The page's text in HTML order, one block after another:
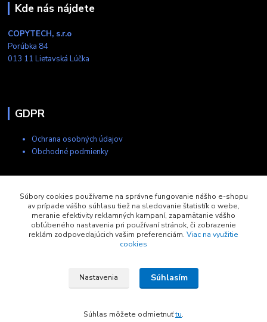
Kde nás nájdete
COPYTECH, s.r.o
Porúbka 84
013 11 Lietavská Lúčka
GDPR
Ochrana osobných údajov
Obchodné podmienky
Kontakty
+421 903 704 275
8:00-17:00
Súbory cookies používame na správne fungovanie nášho e-shopu
av prípade vášho súhlasu tiež na sledovanie štatistík o webe,
meranie efektivity reklamných kampaní, zapamätanie vášho
obľúbeného nastavenia pri používaní stránok, či zobrazenie
reklám zodpovedajúcich vašim preferenciám. Viac na využitie
cookies
Nastavenia Súhlasím
Súhlas môžete odmietnuťtu.